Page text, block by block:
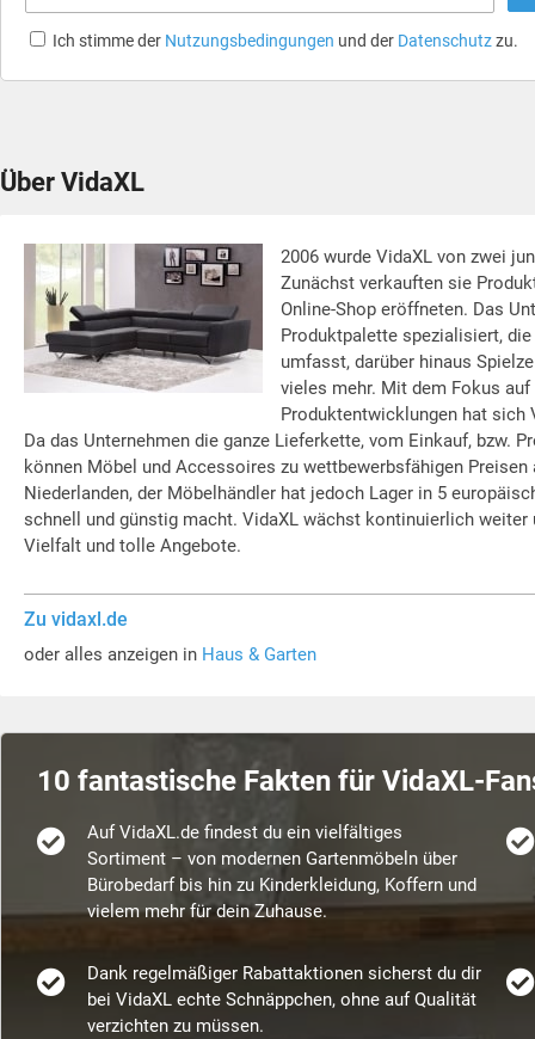
Ich stimme der Nutzungsbedingungen und der Datenschutzzu.
Über VidaXL
2006 wurde VidaXL von zwei
Zunächst verkauften sie
Online-Shop eröffneten. Das
Produktpalette spezialisiert,
umfasst, darüber hinaus
vieles mehr. Mit dem Fokus
Produktentwicklungen hat sich
Da das Unternehmen die ganze Lieferkette, vom Einkauf, bzw.
können Möbel und Accessoires zu wettbewerbsfähigen
Niederlanden, der Möbelhändler hat jedoch Lager in 5
schnell und günstig macht. VidaXL wächst kontinuierlich
Vielfalt und tolle Angebote.
Zu vidaxl.de
oder alles anzeigen in Haus & Garten
10 fantastische Fakten für VidaXL-
Auf VidaXL.de findest du ein vielfältiges
Sortiment – von modernen Gartenmöbeln über
Bürobedarf bis hin zu Kinderkleidung, Koffern und
vielem mehr für dein Zuhause.
Dank regelmäßiger Rabattaktionen sicherst du dir
bei VidaXL echte Schnäppchen, ohne auf Qualität
verzichten zu müssen.